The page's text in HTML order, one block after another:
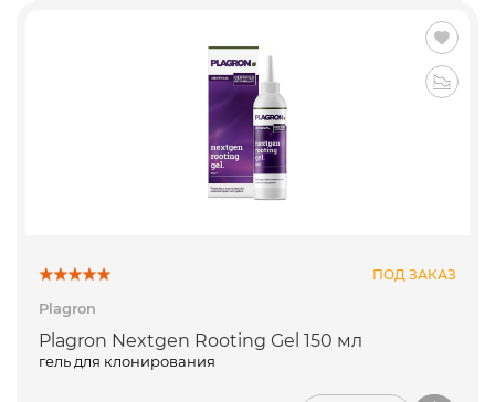
ПОД ЗАКАЗ
Plagron
Plagron Nextgen Rooting Gel 150 мл
гель для клонирования